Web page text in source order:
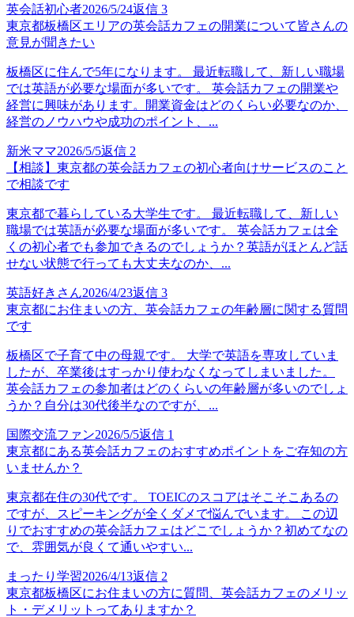
英会話初心者2026/5/24返信 3
東京都板橋区エリアの英会話カフェの開業について皆さんの
意見が聞きたい
板橋区に住んで5年になります。 最近転職して、新しい職場
では英語が必要な場面が多いです。 英会話カフェの開業や
経営に興味があります。開業資金はどのくらい必要なのか、
経営のノウハウや成功のポイント、...
新米ママ2026/5/5返信 2
【相談】東京都の英会話カフェの初心者向けサービスのこと
で相談です
東京都で暮らしている大学生です。 最近転職して、新しい
職場では英語が必要な場面が多いです。 英会話カフェは全
くの初心者でも参加できるのでしょうか？英語がほとんど話
せない状態で行っても大丈夫なのか、...
英語好きさん2026/4/23返信 3
東京都にお住まいの方、英会話カフェの年齢層に関する質問
です
板橋区で子育て中の母親です。 大学で英語を専攻していま
したが、卒業後はすっかり使わなくなってしまいました。
英会話カフェの参加者はどのくらいの年齢層が多いのでしょ
うか？自分は30代後半なのですが、...
国際交流ファン2026/5/5返信 1
東京都にある英会話カフェのおすすめポイントをご存知の方
いませんか？
東京都在住の30代です。 TOEICのスコアはそこそこあるの
ですが、スピーキングが全くダメで悩んでいます。 この辺
りでおすすめの英会話カフェはどこでしょうか？初めてなの
で、雰囲気が良くて通いやすい...
まったり学習2026/4/13返信 2
東京都板橋区にお住まいの方に質問、英会話カフェのメリッ
ト・デメリットってありますか？